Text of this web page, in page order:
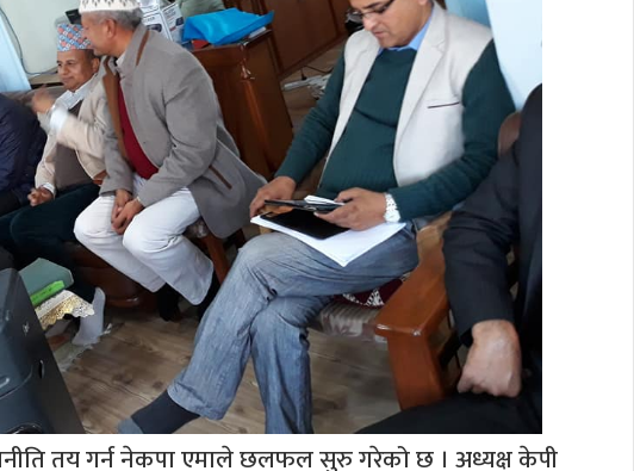
तय गर्न नेकपा एमाले छलफल सुरु गरेको छ । अध्यक्ष केपी